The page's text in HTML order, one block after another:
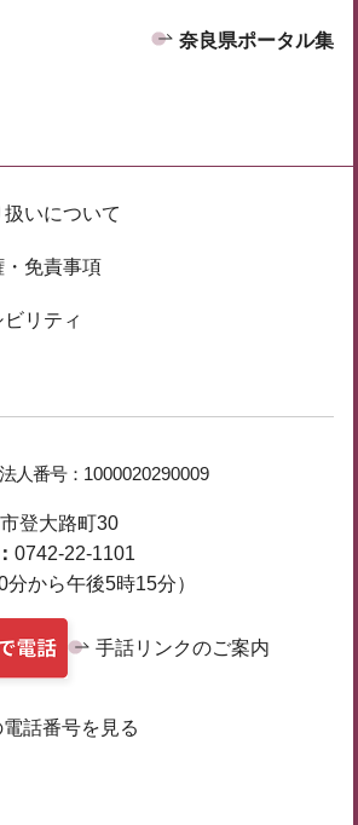
奈良県ポータル集
いについて
・免責事項
リティ
法人番号： 1000020290009
登大路町30
0742-22-1101
分から午後5時15分）
手話リンクのご案内
話番号を見る